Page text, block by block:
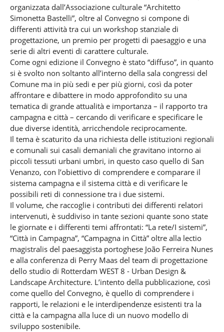
organizzata dall’Associazione culturale “Architetto
Simonetta Bastelli”, oltre al Convegno si compone di
differenti attività tra cui un workshop stanziale di
progettazione, un premio per progetti di paesaggio e una
serie di altri eventi di carattere culturale.
Come ogni edizione il Convegno è stato “diffuso”, in quanto
si è svolto non soltanto all’interno della sala congressi del
Comune ma in più sedi e per più giorni, così da poter
affrontare e dibattere in modo approfondito su una
tematica di grande attualità e importanza – il rapporto tra
campagna e città – cercando di verificare e specificare le
due diverse identità, arricchendole reciprocamente.
Il tema è scaturito da una richiesta delle istituzioni regionali
e comunali sui casali demaniali che gravitano intorno ai
piccoli tessuti urbani umbri, in questo caso quello di San
Venanzo, con l’obiettivo di comprendere e comparare il
sistema campagna e il sistema città e di verificare le
possibili reti di connessione tra i due sistemi.
Il volume, che raccoglie i contributi dei differenti relatori
intervenuti, è suddiviso in tante sezioni quante sono state
le giornate e i differenti temi affrontati: “La rete/I sistemi”,
“Città in Campagna”, “Campagna in Città” oltre alla lectio
magistralis del paesaggista portoghese João Ferreira Nunes
e alla conferenza di Perry Maas del team di progettazione
dello studio di Rotterdam WEST 8 - Urban Design &
Landscape Architecture. L’intento della pubblicazione, così
come quello del Convegno, è quello di comprendere i
rapporti, le relazioni e le interdipendenze esistenti tra la
città e la campagna alla luce di un nuovo modello di
sviluppo sostenibile.